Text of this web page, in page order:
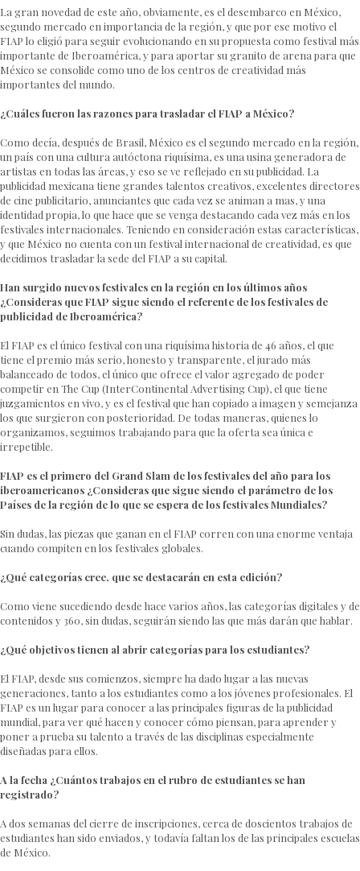
La gran novedad de este año, obviamente, es el desembarco en México,
segundo mercado en importancia de la región, y que por ese motivo el
FIAP lo eligió para seguir evolucionando en su propuesta como festival más
importante de Iberoamérica, y para aportar su granito de arena para que
México se consolide como uno de los centros de creatividad más
importantes del mundo.
¿Cuáles fueron las razones para trasladar el FIAP a México?
Como decía, después de Brasil, México es el segundo mercado en la región,
un país con una cultura autóctona riquísima, es una usina generadora de
artistas en todas las áreas, y eso se ve reflejado en su publicidad. La
publicidad mexicana tiene grandes talentos creativos, excelentes directores
de cine publicitario, anunciantes que cada vez se animan a mas, y una
identidad propia, lo que hace que se venga destacando cada vez más en los
festivales internacionales. Teniendo en consideración estas características,
y que México no cuenta con un festival internacional de creatividad, es que
decidimos trasladar la sede del FIAP a su capital.
Han surgido nuevos festivales en la región en los últimos años
¿Consideras que FIAP sigue siendo el referente de los festivales de
publicidad de Iberoamérica?
El FIAP es el único festival con una riquísima historia de 46 años, el que
tiene el premio más serio, honesto y transparente, el jurado más
balanceado de todos, el único que ofrece el valor agregado de poder
competir en The Cup (InterContinental Advertising Cup), el que tiene
juzgamientos en vivo, y es el festival que han copiado a imagen y semejanza
los que surgieron con posterioridad. De todas maneras, quienes lo
organizamos, seguimos trabajando para que la oferta sea única e
irrepetible.
FIAP es el primero del Grand Slam de los festivales del año para los
iberoamericanos ¿Consideras que sigue siendo el parámetro de los
Países de la región de lo que se espera de los festivales Mundiales?
Sin dudas, las piezas que ganan en el FIAP corren con una enorme ventaja
cuando compiten en los festivales globales.
¿Qué categorías cree, que se destacarán en esta edición?
Como viene sucediendo desde hace varios años, las categorías digitales y de
contenidos y 360, sin dudas, seguirán siendo las que más darán que hablar.
¿Qué objetivos tienen al abrir categorías para los estudiantes?
El FIAP, desde sus comienzos, siempre ha dado lugar a las nuevas
generaciones, tanto a los estudiantes como a los jóvenes profesionales. El
FIAP es un lugar para conocer a las principales figuras de la publicidad
mundial, para ver qué hacen y conocer cómo piensan, para aprender y
poner a prueba su talento a través de las disciplinas especialmente
diseñadas para ellos.
A la fecha ¿Cuántos trabajos en el rubro de estudiantes se han
registrado?
A dos semanas del cierre de inscripciones, cerca de doscientos trabajos de
estudiantes han sido enviados, y todavía faltan los de las principales escuelas
de México.